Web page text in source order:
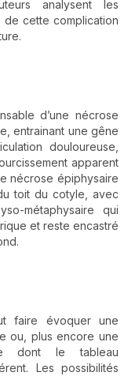
analysent les
de cette complication
d’une nécrose
entrainant une gêne
douloureuse,
apparent
nécrose épiphysaire
toit du cotyle, avec
métaphysaire qui
et reste encastré
faire évoquer une
ou, plus encore une
dont le tableau
Les possibilités